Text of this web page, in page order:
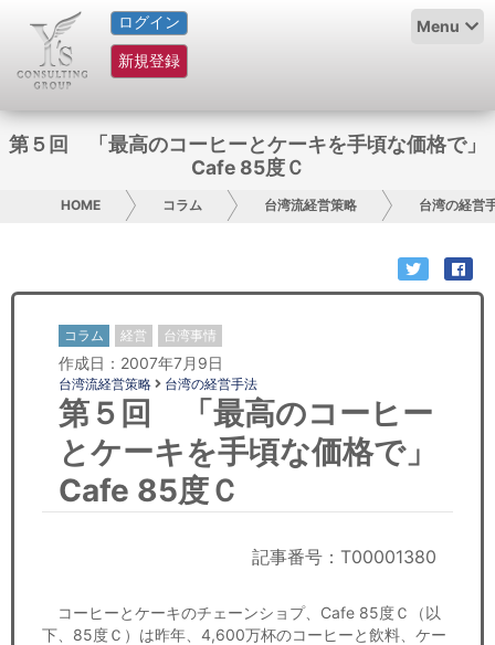
ログイン
新規登録
Menu
HOME
サービス紹介
お問い合わせ
日本人にPR
コンサルティング
リサーチ
セミナー
労務顧問
第５回 「最高のコーヒーとケーキを手頃な価格で」
Cafe 85度Ｃ
HOME コラム 台湾流経営策略 台湾の経営
コラム 経営 台湾事情
作成日：2007年7月9日
台湾流経営策略 台湾の経営手法
第５回 「最高のコーヒー
とケーキを手頃な価格で」
Cafe 85度Ｃ
記事番号：T00001380
コーヒーとケーキのチェーンショプ、Cafe 85度Ｃ（以
下、85度Ｃ）は昨年、4,600万杯のコーヒーと飲料、ケー